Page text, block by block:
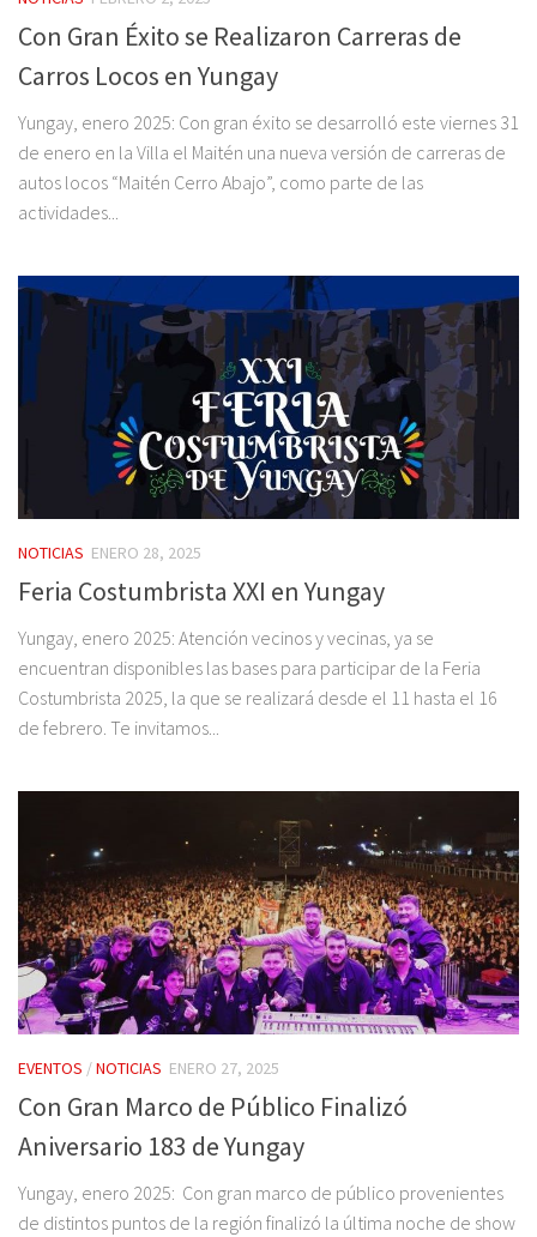
Con Gran Éxito se Realizaron Carreras de
Carros Locos en Yungay
Yungay, enero 2025: Con gran éxito se desarrolló este viernes 31
de enero en la Villa el Maitén una nueva versión de carreras de
autos locos “Maitén Cerro Abajo”, como parte de las
actividades...
NOTICIAS ENERO 28, 2025
Feria Costumbrista XXI en Yungay
Yungay, enero 2025: Atención vecinos y vecinas, ya se
encuentran disponibles las bases para participar de la Feria
Costumbrista 2025, la que se realizará desde el 11 hasta el 16
de febrero. Te invitamos...
EVENTOS /NOTICIAS ENERO 27, 2025
Con Gran Marco de Público Finalizó
Aniversario 183 de Yungay
Yungay, enero 2025: Con gran marco de público provenientes
de distintos puntos de la región finalizó la última noche de show